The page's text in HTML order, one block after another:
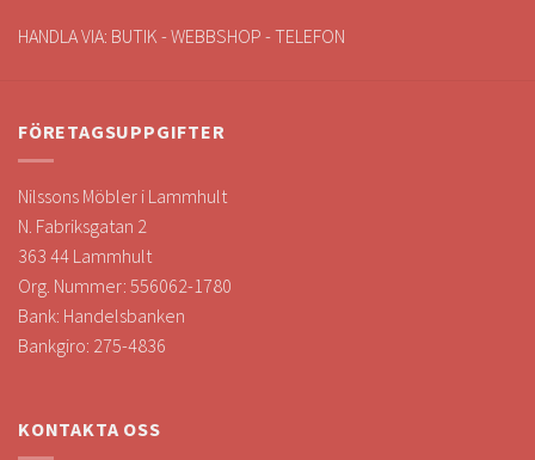
HANDLA VIA: BUTIK - WEBBSHOP - TELEFON
FÖRETAGSUPPGIFTER
Nilssons Möbler i Lammhult
N. Fabriksgatan 2
363 44 Lammhult
Org. Nummer: 556062-1780
Bank: Handelsbanken
Bankgiro: 275-4836
KONTAKTA OSS